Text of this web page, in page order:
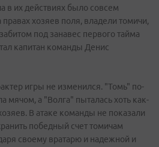
в их действиях было совсем
хозяев поля, владели томичи,
под занавес первого тайма
капитан команды Денис
игры не изменился. "Томь" по-
мячом, а "Волга" пыталась хоть как-
В атаке команды не показали
победный счет томичам
своему вратарю и надежной и